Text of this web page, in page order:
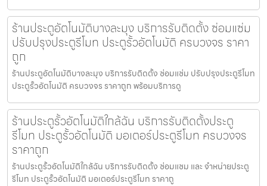
ร้านประตูอัตโนมัติบางละมุง บริการรับติดตั้ง ซ่อมแซ่ม
ปรับปรุงประตูรีโมท ประตูรั้วอัตโนมัติ ครบวงจร ราคา
ถูก
ร้านประตูอัตโนมัติบางละมุง บริการรับติดตั้ง ซ่อมแซ่ม ปรับปรุงประตูรีโมท
ประตูรั้วอัตโนมัติ ครบวงจร ราคาถูก พร้อมบริการดู
ร้านประตูรั้วอัตโนมัติใกล้ฉัน บริการรับติดตั้งประตู
รีโมท ประตูรั้วอัตโนมัติ มอเตอร์ประตูรีโมท ครบวงจร
ราคาถูก
ร้านประตูรั้วอัตโนมัติใกล้ฉัน บริการรับติดตั้ง ซ่อมแซม และ จำหน่ายประตู
รีโมท ประตูรั้วอัตโนมัติ มอเตอร์ประตูรีโมท ราคาถู